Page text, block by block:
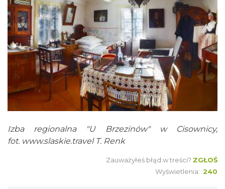
Izba regionalna "U Brzezinów" w Cisownicy,
fot. www.slaskie.travelT. Renk
Zauważyłeś błąd w treści? ZGŁOŚ
Wyświetlenia: 240